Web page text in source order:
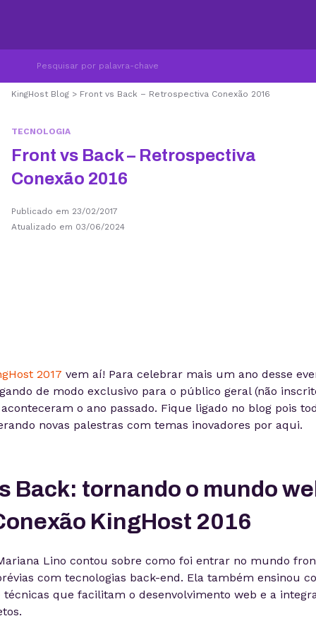
KingHost Blog > Front vs Back – Retrospectiva Conexão 2016
TECNOLOGIA
Front vs Back – Retrospectiva
Conexão 2016
Publicado em 23/02/2017
Atualizado em 03/06/2024
2017 vem aí! Para celebrar mais um ano desse
de modo exclusivo para o público geral (não
o ano passado. Fique ligado no blog pois
novas palestras com temas inovadores por aqui.
Back: tornando o mundo
KingHost 2016
Lino contou sobre como foi entrar no mundo
com tecnologias back-end. Ela também ensinou
que facilitam o desenvolvimento web e a